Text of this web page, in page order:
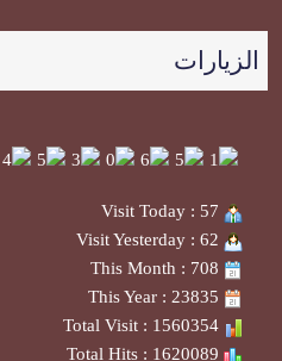
الزيارات